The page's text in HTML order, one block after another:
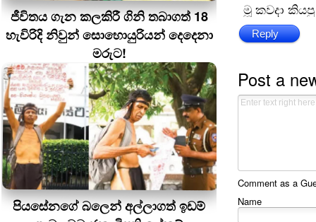
ජීවිතය ගැන කලකිරී ගිනි තබාගත් 18
හැවිරිදි නිවුන් සොහොයුරියන් දෙදෙනා
මරුට!
පියසේනගේ බලෙන් අල්ලාගත් ඉඩම්
මූ කවදා
Reply
Post a
Comment as a
Name